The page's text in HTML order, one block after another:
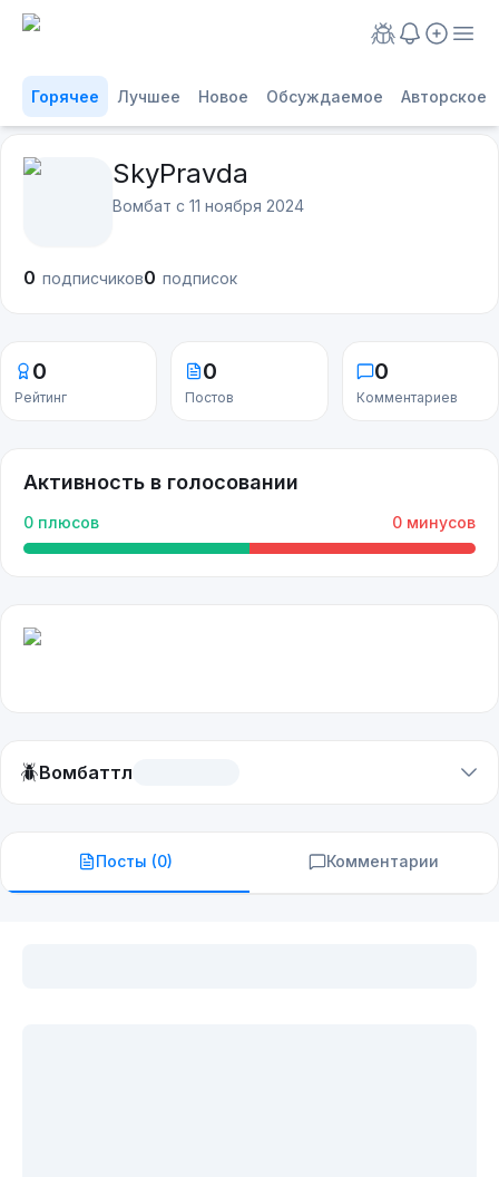
Горячее Лучшее Новое Обсуждаемое Авторское
SkyPravda
Вомбат с 11 ноября 2024
0 подписчиков0 подписок
0
Рейтинг
0
Постов
0
Комментариев
Активность в голосовании
0 плюсов 0 минусов
🪲Вомбаттл
Посты (0) Комментарии